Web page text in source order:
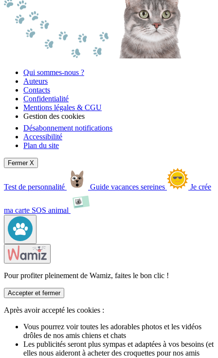
Qui sommes-nous ?
Auteurs
Contacts
Confidentialité
Mentions légales & CGU
Gestion des cookies
Désabonnement notifications
Accessibilité
Plan du site
Fermer X
Test de personnalité Guide vacances sereines Je crée
ma carte SOS animal
Pour profiter pleinement de Wamiz, faites le bon clic !
Accepter et fermer
Après avoir accepté les cookies :
Vous pourrez voir toutes les adorables photos et les vidéos
drôles de nos amis chiens et chats
Les publicités seront plus sympas et adaptées à vos besoins (et
elles nous aideront à acheter des croquettes pour nos amis